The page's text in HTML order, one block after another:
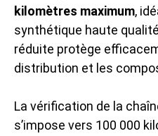
kilomètres maximum,
synthétique haute
réduite protège
distribution et les
La vérification de la
s’impose vers 100 000